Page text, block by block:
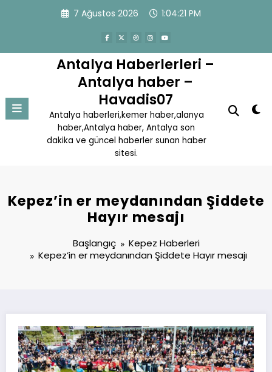
7 Ağustos 2026 1:04:22 PM
Antalya Haberlerleri –
Antalya haber –
Havadis07
Antalya haberleri,kemer haber,alanya
haber,Antalya haber, Antalya son
dakika ve güncel haberler sunan haber
sitesi.
Kepez’in er meydanından Şiddete
Hayır mesajı
Başlangıç
Kepez Haberleri
Kepez’in er meydanından Şiddete Hayır mesajı